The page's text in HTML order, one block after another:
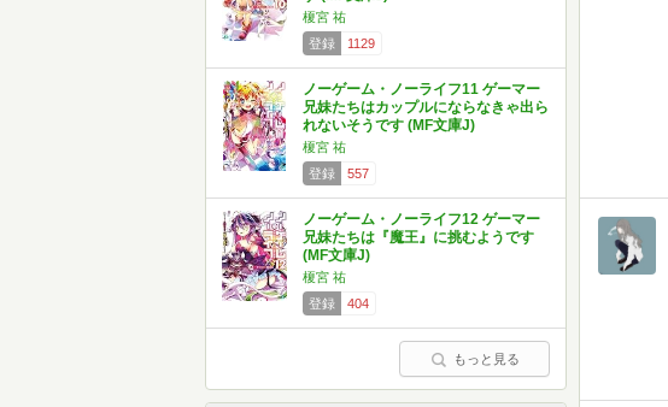
榎宮 祐
登録
1129
ノーゲーム・ノーライフ11 ゲーマー
兄妹たちはカップルにならなきゃ出ら
れないそうです (MF文庫J)
榎宮 祐
登録
557
ノーゲーム・ノーライフ12 ゲーマー
兄妹たちは『魔王』に挑むようです
(MF文庫J)
榎宮 祐
登録
404
もっと見る